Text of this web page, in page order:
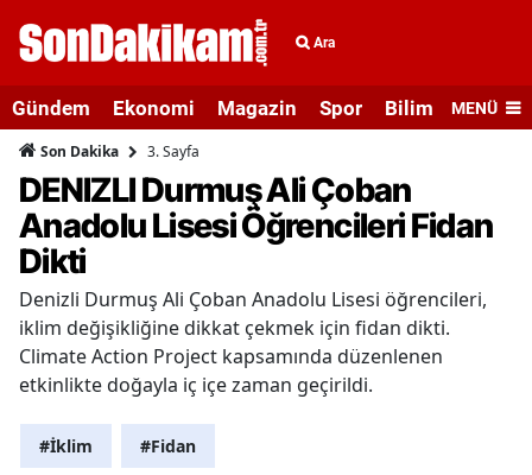
Ara
Gündem Ekonomi Magazin Spor Bilim veMENÜ
Son Dakika 3. Sayfa
DENIZLI Durmuş Ali Çoban
Anadolu Lisesi Öğrencileri Fidan
Dikti
Denizli Durmuş Ali Çoban Anadolu Lisesi öğrencileri,
iklim değişikliğine dikkat çekmek için fidan dikti.
Climate Action Project kapsamında düzenlenen
etkinlikte doğayla iç içe zaman geçirildi.
#İklim #Fidan